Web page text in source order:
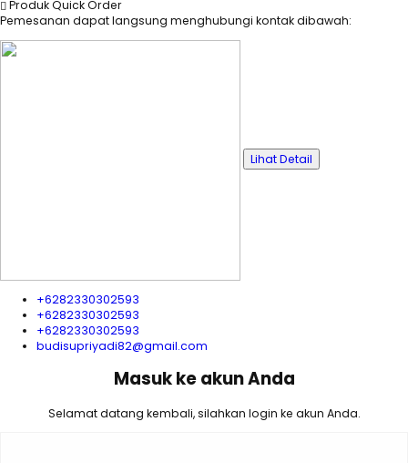
Produk Quick Order
Pemesanan dapat langsung menghubungi kontak dibawah:
Lihat Detail
+6282330302593
+6282330302593
+6282330302593
budisupriyadi82@gmail.com
Masuk ke akun Anda
Selamat datang kembali, silahkan login ke akun Anda.